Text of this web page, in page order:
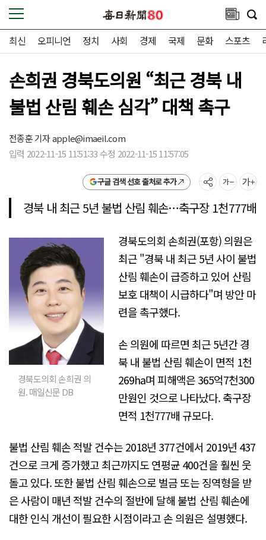
최신 오피니언 정치 사회 경제 국제 문화 스포츠
손희권 경북도의원 “최근 경북 내
불법 산림 훼손 심각” 대책 촉구
전종훈 기자apple@imaeil.com
입력 2022-11-15 11:51:33 수정 2022-11-15 11:57:05
구글 검색 선호 출처로 추가
경북 내 최근 5년 불법 산림 훼손…축구장 1천777배
경북도의회 손희권 의
원. 매일신문 DB
경북도의회 손희권(포항) 의원은
최근 "경북 내 최근 5년 사이 불법
산림 훼손이 급증하고 있어 산림
보호 대책이 시급하다"며 방안 마
련을 촉구했다.
손 의원에 따르면 최근 5년간 경
북 내 불법 산림 훼손이 면적 1천
269ha며 피해액은 365억7천300
만원인 것으로 나타났다. 축구장
면적 1천777배 규모다.
불법 산림 훼손 적발 건수는 2018년 377건에서 2019년 437
건으로 크게 증가했고 최근까지도 연평균 400건을 훨씬 웃
돌고 있다. 또한 불법 산림 훼손으로 벌금 또는 징역형을 받
은 사람이 매년 적발 건수의 절반에 달해 불법 산림 훼손에
대한 인식 개선이 필요한 시점이라고 손 의원은 설명했다.